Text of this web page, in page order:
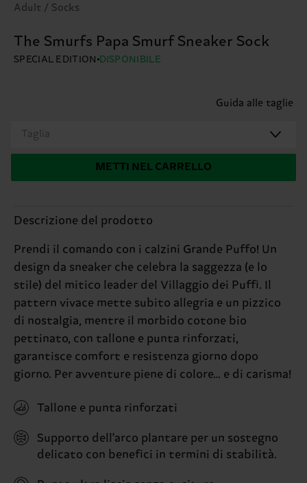
Adult / Socks
The Smurfs Papa Smurf Sneaker Sock
SPECIAL EDITION DISPONIBILE
Guida alle taglie
Taglia
METTI NEL CARRELLO
Descrizione del prodotto
Prendi il comando con i calzini Grande Puffo! Un
design da sneaker che celebra la saggezza (e lo
stile) del mitico leader del Villaggio dei Puffi. Il
pattern vivace mette subito allegria e un pizzico
di nostalgia, mentre il morbido cotone bio
pettinato, con tallone e punta rinforzati,
garantisce comfort e resistenza giorno dopo
giorno. Per avventure piene di colore… e di carisma!
Tallone e punta rinforzati
Supporto dell'arco plantare per un sostegno
delicato con benefici in termini di stabilità.